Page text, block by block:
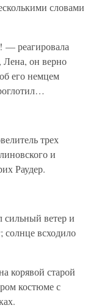
словами
— реагировала
он верно
его немцем
трех
и
Раудер.
ветер и
всходило
корявой старой
костюме с